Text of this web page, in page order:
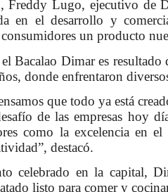
Freddy Lugo, ejecutivo de
en el desarrollo y
un producto
Bacalao Dimar es resultado
donde enfrentaron
que todo ya está
de las empresas hoy
como la excelencia en
destacó.
celebrado en la capital,
listo para comer y